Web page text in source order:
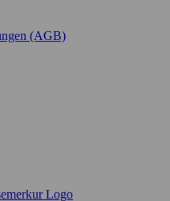
(AGB)
Logo